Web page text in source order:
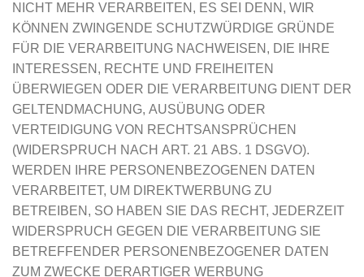
NICHT MEHR VERARBEITEN, ES SEI DENN, WIR
KÖNNEN ZWINGENDE SCHUTZWÜRDIGE GRÜNDE
FÜR DIE VERARBEITUNG NACHWEISEN, DIE IHRE
INTERESSEN, RECHTE UND FREIHEITEN
ÜBERWIEGEN ODER DIE VERARBEITUNG DIENT DER
GELTENDMACHUNG, AUSÜBUNG ODER
VERTEIDIGUNG VON RECHTSANSPRÜCHEN
(WIDERSPRUCH NACH ART. 21 ABS. 1 DSGVO).
WERDEN IHRE PERSONENBEZOGENEN DATEN
VERARBEITET, UM DIREKTWERBUNG ZU
BETREIBEN, SO HABEN SIE DAS RECHT, JEDERZEIT
WIDERSPRUCH GEGEN DIE VERARBEITUNG SIE
BETREFFENDER PERSONENBEZOGENER DATEN
ZUM ZWECKE DERARTIGER WERBUNG